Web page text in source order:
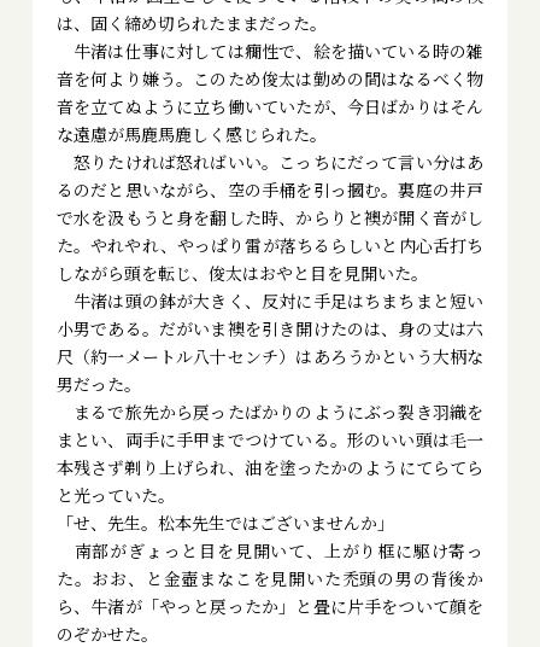
は、固く締め切られたままだった。
牛渚は仕事に対しては癇性で、絵を描いている時の雑
音を何より嫌う。このため俊太は勤めの間はなるべく物
音を立てぬように立ち働いていたが、今日ばかりはそん
な遠慮が馬鹿馬鹿しく感じられた。
怒りたければ怒ればいい。こっちにだって言い分はあ
るのだと思いながら、空の手桶を引っ摑む。裏庭の井戸
で水を汲もうと身を翻した時、からりと襖が開く音がし
た。やれやれ、やっぱり雷が落ちるらしいと内心舌打ち
しながら頭を転じ、俊太はおやと目を見開いた。
牛渚は頭の鉢が大きく、反対に手足はちまちまと短い
小男である。だがいま襖を引き開けたのは、身の丈は六
尺（約一メートル八十センチ）はあろうかという大柄な
男だった。
まるで旅先から戻ったばかりのようにぶっ裂き羽織を
まとい、両手に手甲までつけている。形のいい頭は毛一
本残さず剃り上げられ、油を塗ったかのようにてらてら
と光っていた。
「せ、先生。松本先生ではございませんか」
南部がぎょっと目を見開いて、上がり框に駆け寄っ
た。おお、と金壺まなこを見開いた禿頭の男の背後か
ら、牛渚が「やっと戻ったか」と畳に片手をついて顔を
のぞかせた。